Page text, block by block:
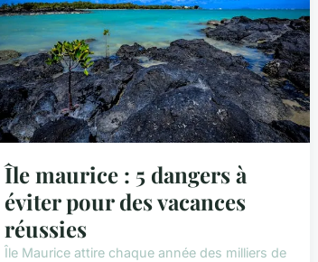
Île maurice : 5 dangers à
éviter pour des vacances
réussies
Île Maurice attire chaque année des milliers de